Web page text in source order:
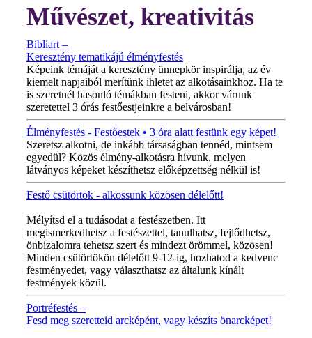
Művészet, kreativitás
Bibliart –
Keresztény tematikájú élményfestés
Képeink témáját a keresztény ünnepkör inspirálja, az év
kiemelt napjaiból merítünk ihletet az alkotásainkhoz. Ha te
is szeretnél hasonló témákban festeni, akkor várunk
szeretettel 3 órás festőestjeinkre a belvárosban!
Élményfestés - Festőestek • 3 óra alatt festünk egy képet!
Szeretsz alkotni, de inkább társaságban tennéd, mintsem
egyedül? Közös élmény-alkotásra hívunk, melyen
látványos képeket készíthetsz előképzettség nélkül is!
Festő csütörtök - alkossunk közösen délelőtt!
Mélyítsd el a tudásodat a festészetben. Itt
megismerkedhetsz a festészettel, tanulhatsz, fejlődhetsz,
önbizalomra tehetsz szert és mindezt örömmel, közösen!
Minden csütörtökön délelőtt 9-12-ig, hozhatod a kedvenc
festményedet, vagy választhatsz az általunk kínált
festmények közül.
Portréfestés –
Fesd meg szeretteid arcképént, vagy készíts önarcképet!